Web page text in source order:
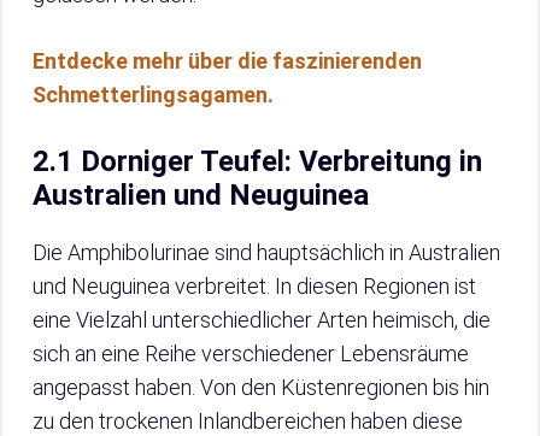
Entdecke mehr über die faszinierenden
Schmetterlingsagamen.
2.1 Dorniger Teufel: Verbreitung in
Australien und Neuguinea
Die Amphibolurinae sind hauptsächlich in Australien
und Neuguinea verbreitet. In diesen Regionen ist
eine Vielzahl unterschiedlicher Arten heimisch, die
sich an eine Reihe verschiedener Lebensräume
angepasst haben. Von den Küstenregionen bis hin
zu den trockenen Inlandbereichen haben diese